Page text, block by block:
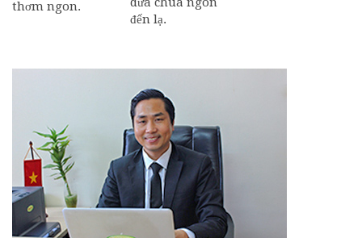
thơm ngon.
đến lạ.